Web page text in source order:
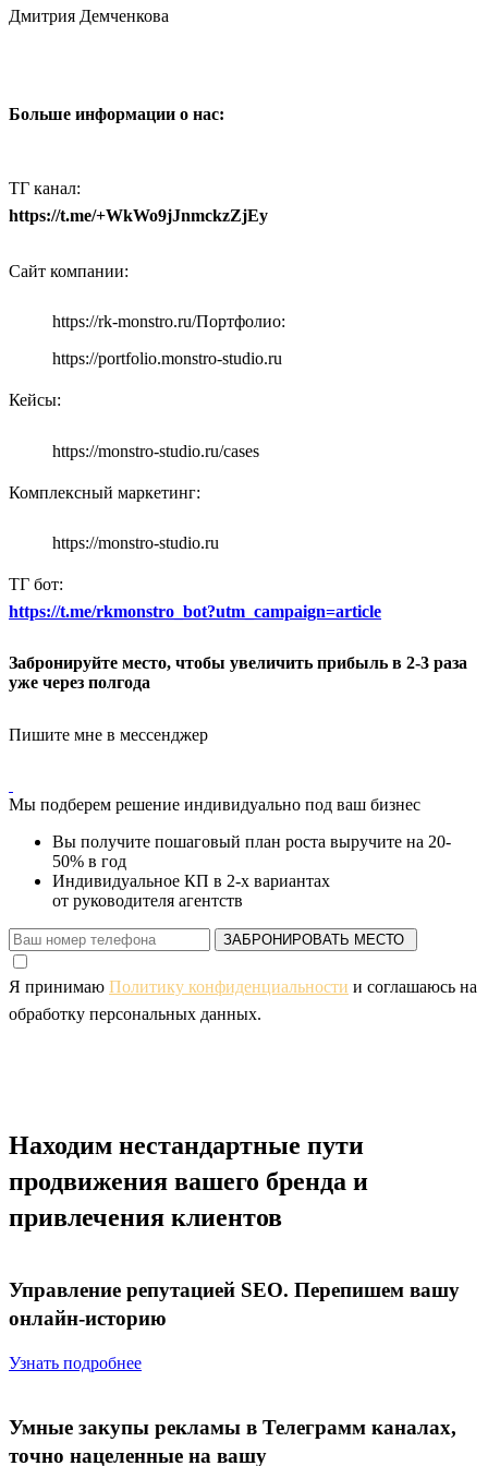
Дмитрия Демченкова
Больше информации о нас:
ТГ канал:
https://t.me/+WkWo9jJnmckzZjEy
Сайт компании:
https://rk-monstro.ru/Портфолио:
https://portfolio.monstro-studio.ru
Кейсы:
https://monstro-studio.ru/cases
Комплексный маркетинг:
https://monstro-studio.ru
ТГ бот:
https://t.me/rkmonstro_bot?utm_campaign=article
Забронируйте место, чтобы увеличить прибыль в 2-3 раза
уже через полгода
Пишите мне в мессенджер
Мы подберем решение индивидуально под ваш бизнес
Вы получите пошаговый план роста выручите на 20-
50% в год
Индивидуальное КП в 2-х вариантах
от руководителя агентств
ЗАБРОНИРОВАТЬ МЕСТО
Я принимаю Политику конфиденциальности и соглашаюсь на
обработку персональных данных.
Находим нестандартные пути
продвижения вашего бренда и
привлечения клиентов
Управление репутацией SEO. Перепишем вашу
онлайн-историю
Узнать подробнее
Умные закупы рекламы в Телеграмм каналах,
точно нацеленные на вашу